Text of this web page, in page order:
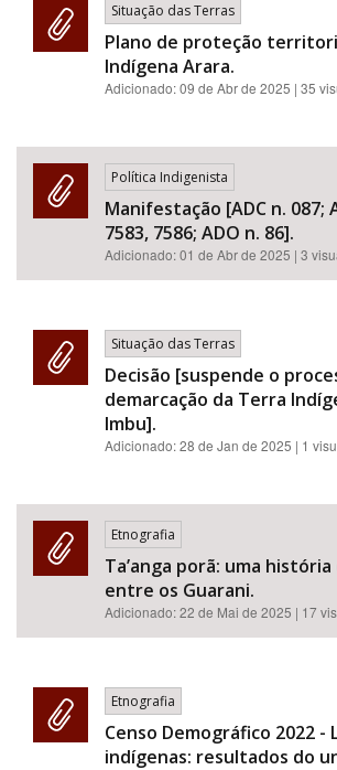
Situação das Terras
Plano de proteção
Indígena Arara.
Adicionado:09 de Abr de 2025 | 35
Política Indigenista
Manifestação [ADC n. 087;
7583, 7586; ADO n. 86].
Adicionado:01 de Abr de 2025 | 3
Situação das Terras
Decisão [suspende o
demarcação da Terra
Imbu].
Adicionado:28 de Jan de 2025 | 1
Etnografia
Ta’anga porã: uma
entre os Guarani.
Adicionado:22 de Mai de 2025 | 17
Etnografia
Censo Demográfico 2022 -
indígenas: resultados do